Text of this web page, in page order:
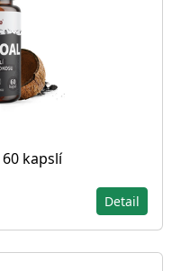
kapslí
Detail